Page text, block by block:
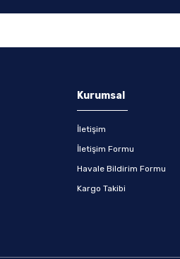
Kurumsal
İletişim
İletişim Formu
Havale Bildirim Formu
Kargo Takibi